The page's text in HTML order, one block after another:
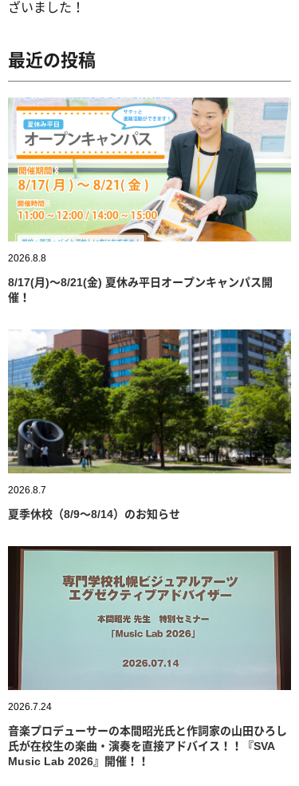
ざいました！
最近の投稿
2026.8.8
8/17(月)～8/21(金) 夏休み平日オープンキャンパス開
催！
2026.8.7
夏季休校（8/9～8/14）のお知らせ
2026.7.24
音楽プロデューサーの本間昭光氏と作詞家の山田ひろし
氏が在校生の楽曲・演奏を直接アドバイス！！『SVA
Music Lab 2026』開催！！